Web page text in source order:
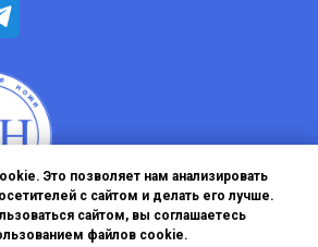
обработки персональных данных
Это позволяет нам анализировать
с сайтом и делать его лучше.
сайтом, вы соглашаетесь
файлов cookie.